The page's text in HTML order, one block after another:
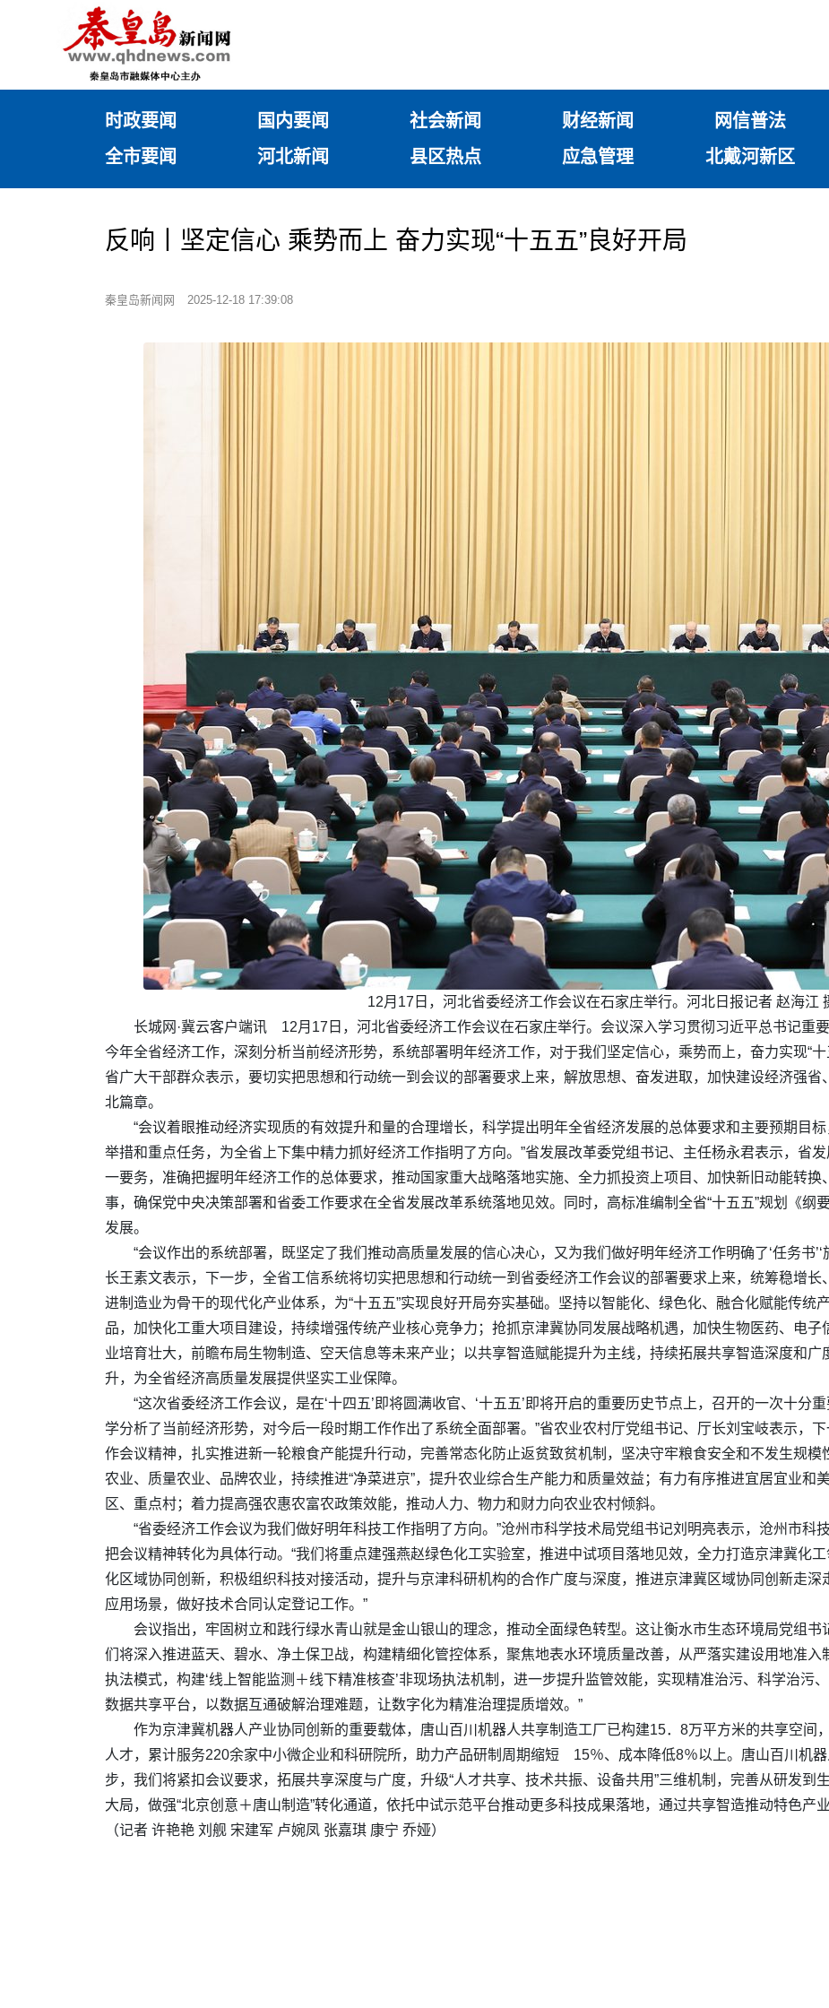
时政要闻 国内要闻 社会新闻 财经新闻 网信普法
全市要闻
河北新闻 县区热点 应急管理 北戴河新区
反响丨坚定信心 乘势而上 奋力实现“十五五”良好开局
秦皇岛新闻网 2025-12-18 17:39:08
12月17日，河北省委经济工作会议在石家庄举行。河北日报记者 赵海江
长城网·冀云客户端讯 12月17日，河北省委经济工作会议在石家庄举行。会议深入学习贯彻习近平总书记重
今年全省经济工作，深刻分析当前经济形势，系统部署明年经济工作，对于我们坚定信心，乘势而上，奋力实现“
省广大干部群众表示，要切实把思想和行动统一到会议的部署要求上来，解放思想、奋发进取，加快建设经济强
北篇章。
“会议着眼推动经济实现质的有效提升和量的合理增长，科学提出明年全省经济发展的总体要求和主要预期目
举措和重点任务，为全省上下集中精力抓好经济工作指明了方向。”省发展改革委党组书记、主任杨永君表示，省
一要务，准确把握明年经济工作的总体要求，推动国家重大战略落地实施、全力抓投资上项目、加快新旧动能转
事，确保党中央决策部署和省委工作要求在全省发展改革系统落地见效。同时，高标准编制全省“十五五”规划《纲
发展。
“会议作出的系统部署，既坚定了我们推动高质量发展的信心决心，又为我们做好明年经济工作明确了‘任务书
长王素文表示，下一步，全省工信系统将切实把思想和行动统一到省委经济工作会议的部署要求上来，统筹稳增
进制造业为骨干的现代化产业体系，为“十五五”实现良好开局夯实基础。坚持以智能化、绿色化、融合化赋能传统
品，加快化工重大项目建设，持续增强传统产业核心竞争力；抢抓京津冀协同发展战略机遇，加快生物医药、电
业培育壮大，前瞻布局生物制造、空天信息等未来产业；以共享智造赋能提升为主线，持续拓展共享智造深度和
升，为全省经济高质量发展提供坚实工业保障。
“这次省委经济工作会议，是在‘十四五’即将圆满收官、‘十五五’即将开启的重要历史节点上，召开的一次十分
学分析了当前经济形势，对今后一段时期工作作出了系统全面部署。”省农业农村厅党组书记、厅长刘宝岐表示，
作会议精神，扎实推进新一轮粮食产能提升行动，完善常态化防止返贫致贫机制，坚决守牢粮食安全和不发生规
农业、质量农业、品牌农业，持续推进“净菜进京”，提升农业综合生产能力和质量效益；有力有序推进宜居宜业和
区、重点村；着力提高强农惠农富农政策效能，推动人力、物力和财力向农业农村倾斜。
“省委经济工作会议为我们做好明年科技工作指明了方向。”沧州市科学技术局党组书记刘明亮表示，沧州市科
把会议精神转化为具体行动。“我们将重点建强燕赵绿色化工实验室，推进中试项目落地见效，全力打造京津冀化
化区域协同创新，积极组织科技对接活动，提升与京津科研机构的合作广度与深度，推进京津冀区域协同创新走
应用场景，做好技术合同认定登记工作。”
会议指出，牢固树立和践行绿水青山就是金山银山的理念，推动全面绿色转型。这让衡水市生态环境局党组书
们将深入推进蓝天、碧水、净土保卫战，构建精细化管控体系，聚焦地表水环境质量改善，从严落实建设用地准
执法模式，构建‘线上智能监测＋线下精准核查’非现场执法机制，进一步提升监管效能，实现精准治污、科学治污
数据共享平台，以数据互通破解治理难题，让数字化为精准治理提质增效。”
作为京津冀机器人产业协同创新的重要载体，唐山百川机器人共享制造工厂已构建15．8万平方米的共享空间
人才，累计服务220余家中小微企业和科研院所，助力产品研制周期缩短 15％、成本降低8％以上。唐山百川机
步，我们将紧扣会议要求，拓展共享深度与广度，升级“人才共享、技术共振、设备共用”三维机制，完善从研发到
大局，做强“北京创意＋唐山制造”转化通道，依托中试示范平台推动更多科技成果落地，通过共享智造推动特色产
（记者 许艳艳 刘舰 宋建军 卢婉凤 张嘉琪 康宁 乔娅）